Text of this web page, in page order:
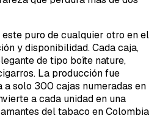
puro de cualquier otro en el
y disponibilidad. Cada caja,
de tipo boîte nature,
La producción fue
solo 300 cajas numeradas en
a cada unidad en una
del tabaco en Colombia